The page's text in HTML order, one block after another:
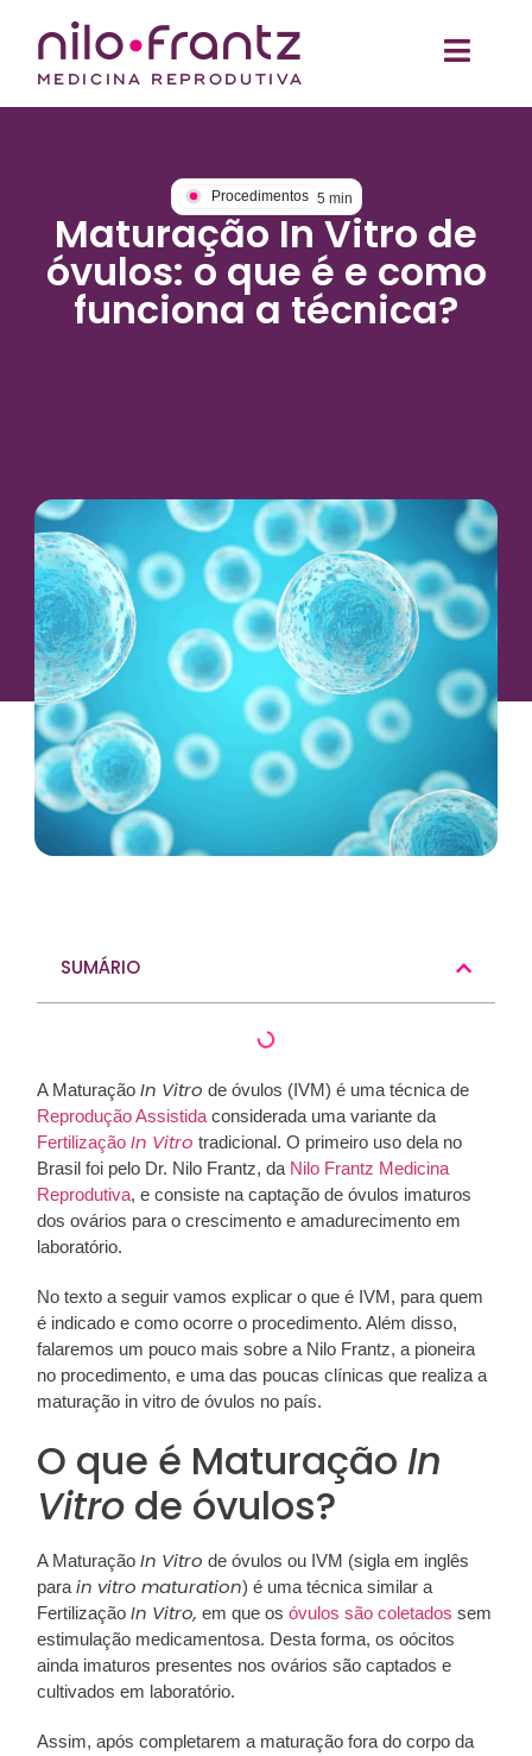
Procedimentos 5 min
Maturação In Vitro de
óvulos: o que é e como
funciona a técnica?
SUMÁRIO
A MaturaçãoIn Vitro de óvulos (IVM) é uma técnica de
Reprodução Assistidaconsiderada uma variante da
Fertilização In Vitro tradicional. O primeiro uso dela no
Brasil foi pelo Dr. Nilo Frantz, da Nilo Frantz Medicina
Reprodutiva, e consiste na captação de óvulos imaturos
dos ovários para o crescimento e amadurecimento em
laboratório.
No texto a seguir vamos explicar o que é IVM, para quem
é indicado e como ocorre o procedimento. Além disso,
falaremos um pouco mais sobre a Nilo Frantz, a pioneira
no procedimento, e uma das poucas clínicas que realiza a
maturação in vitro de óvulos no país.
O que é Maturação In
Vitrode óvulos?
A Maturação In Vitro de óvulos ou IVM (sigla em inglês
parain vitro maturation) é uma técnica similar a
Fertilização In Vitro, em que os óvulos são coletados sem
estimulação medicamentosa. Desta forma, os oócitos
ainda imaturos presentes nos ovários são captados e
cultivados em laboratório.
Assim, após completarem a maturação fora do corpo da